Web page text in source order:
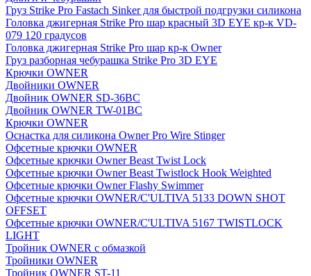
Груз Strike Pro Fastach Sinker для быстрой подгрузки силикона
Головка джигерная Strike Pro шар красный 3D EYE кр-к VD-
079 120 градусов
Головка джигерная Strike Pro шар кр-к Owner
Груз разборная чебурашка Strike Pro 3D EYE
Крючки OWNER
Двойники OWNER
Двойник OWNER SD-36BC
Двойник OWNER TW-01BC
Крючки OWNER
Оснастка для силикона Owner Pro Wire Stinger
Офсетные крючки OWNER
Офсетные крючки Owner Beast Twist Lock
Офсетные крючки Owner Beast Twistlock Hook Weighted
Офсетные крючки Owner Flashy Swimmer
Офсетные крючки OWNER/C'ULTIVA 5133 DOWN SHOT
OFFSET
Офсетные крючки OWNER/C'ULTIVA 5167 TWISTLOCK
LIGHT
Тройник OWNER с обмазкой
Тройники OWNER
Тройник OWNER ST-11